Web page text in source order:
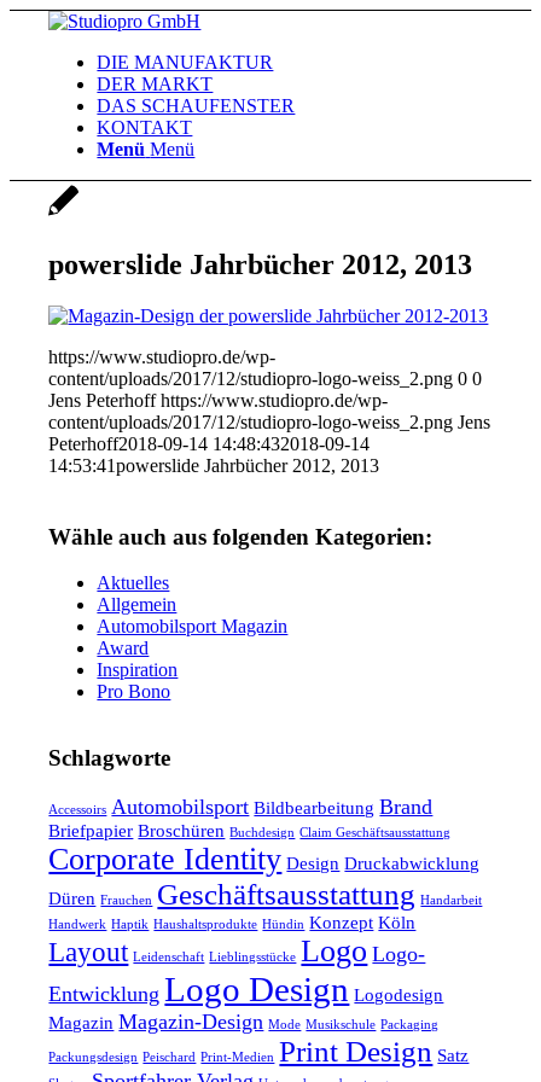
DIE MANUFAKTUR
DER MARKT
DAS SCHAUFENSTER
KONTAKT
Menü Menü
powerslide Jahrbücher 2012, 2013
https://www.studiopro.de/wp-
content/uploads/2017/12/studiopro-logo-weiss_2.png 0 0
Jens Peterhoff https://www.studiopro.de/wp-
content/uploads/2017/12/studiopro-logo-weiss_2.png Jens
Peterhoff2018-09-14 14:48:432018-09-14
14:53:41powerslide Jahrbücher 2012, 2013
Wähle auch aus folgenden Kategorien:
Aktuelles
Allgemein
Automobilsport Magazin
Award
Inspiration
Pro Bono
Schlagworte
Accessoirs Automobilsport Bildbearbeitung Brand
Briefpapier Broschüren Buchdesign Claim Geschäftsausstattung
Corporate Identity Design Druckabwicklung
Düren Frauchen Geschäftsausstattung Handarbeit
Handwerk Haptik Haushaltsprodukte Hündin Konzept Köln
Layout Leidenschaft Lieblingsstücke Logo Logo-
Entwicklung Logo Design Logodesign
Magazin Magazin-Design Mode Musikschule Packaging
Packungsdesign Peischard Print-Medien Print Design Satz